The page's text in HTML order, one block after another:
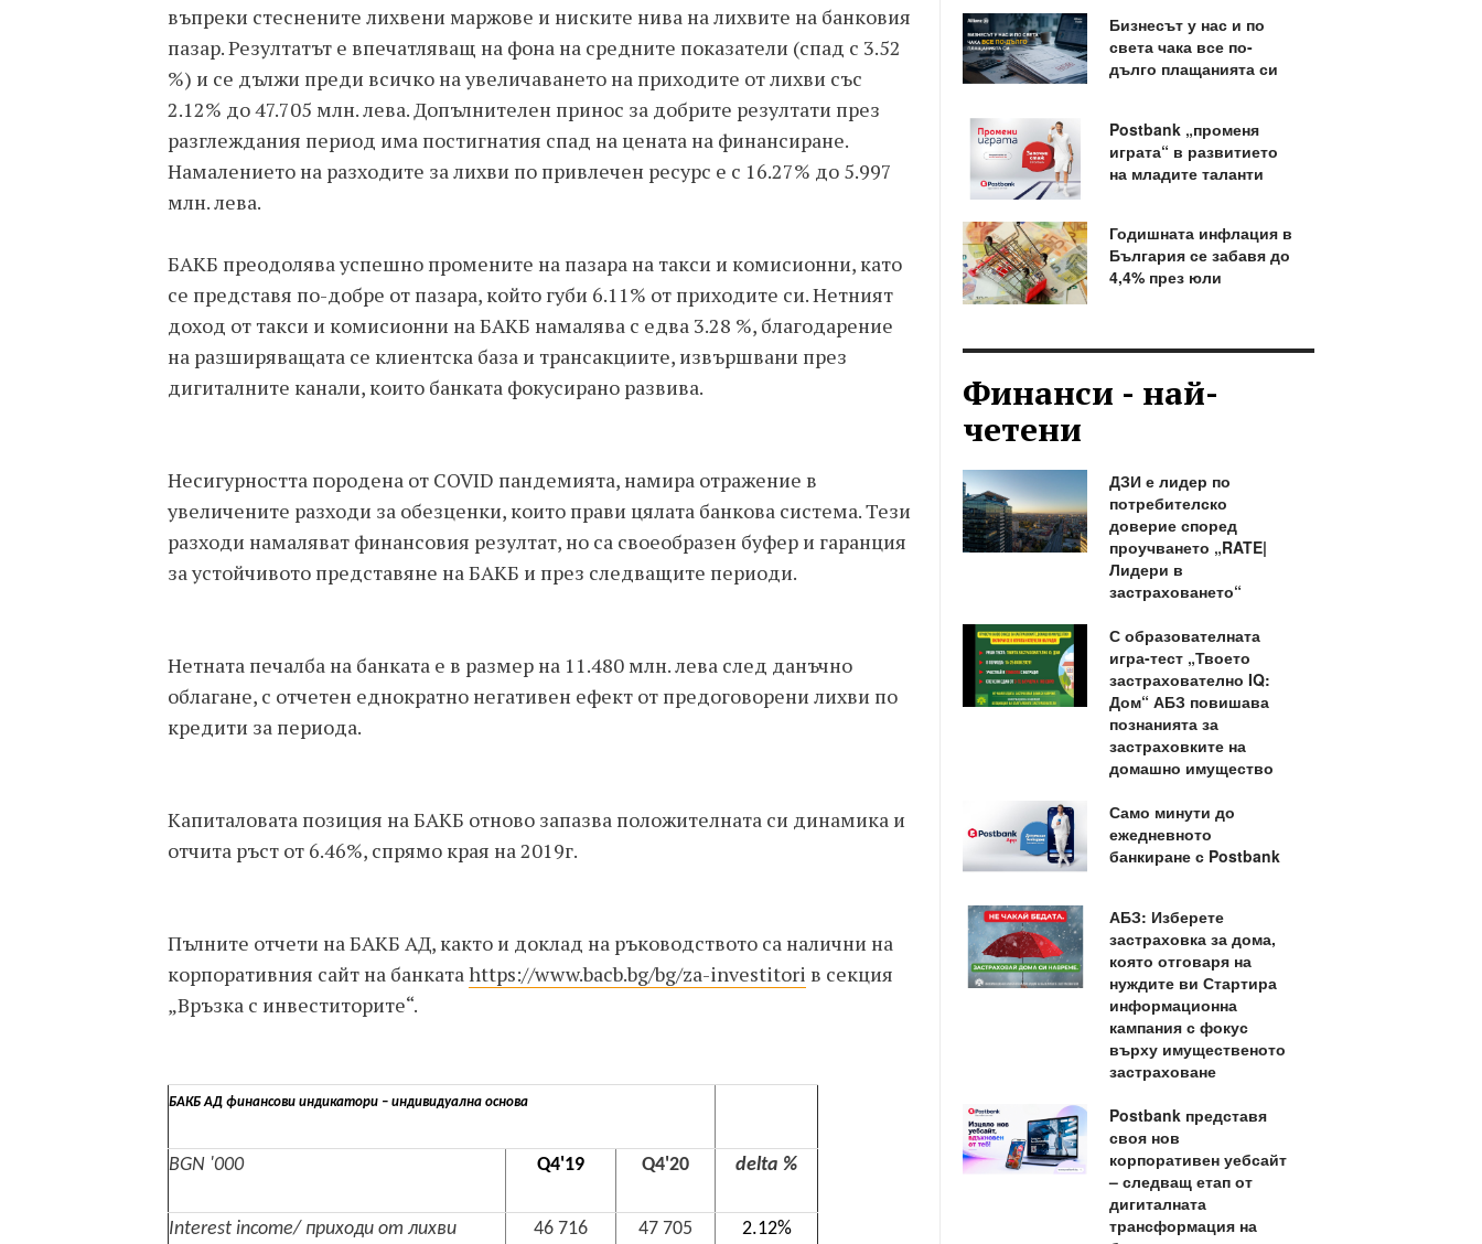
въпреки стеснените лихвени маржове и ниските нива на лихвите на банковия
пазар. Резултатът е впечатляващ на фона на средните показатели (спад с 3.52
%) и се дължи преди всичко на увеличаването на приходите от лихви със
2.12% до 47.705 млн. лева. Допълнителен принос за добрите резултати през
разглеждания период има постигнатия спад на цената на финансиране.
Намалението на разходите за лихви по привлечен ресурс е с 16.27% до 5.997
млн. лева.
БАКБ преодолява успешно промените на пазара на такси и комисионни, като
се представя по-добре от пазара, който губи 6.11% от приходите си. Нетният
доход от такси и комисионни на БАКБ намалява с едва 3.28 %, благодарение
на разширяващата се клиентска база и трансакциите, извършвани през
дигиталните канали, които банката фокусирано развива.
Несигурността породена от COVID пандемията, намира отражение в
увеличените разходи за обезценки, които прави цялата банкова система. Тези
разходи намаляват финансовия резултат, но са своеобразен буфер и гаранция
за устойчивото представяне на БАКБ и през следващите периоди.
Нетната печалба на банката е в размер на 11.480 млн. лева след данъчно
облагане, с отчетен еднократно негативен ефект от предоговорени лихви по
кредити за периода.
Капиталовата позиция на БАКБ отново запазва положителната си динамика и
отчита ръст от 6.46%, спрямо края на 2019г.
Пълните отчети на БАКБ АД, както и доклад на ръководството са налични на
корпоративния сайт на банкатаhttps://www.bacb.bg/bg/za-investitori в секция
„Връзка с инвеститорите“.
БАКБ АД финансови индикатори – индивидуална основа
BGN '000 Q4'19 Q4'20 delta %
Interest income/ приходи от лихви 46 716 47 705 2.12%
Бизнесът у нас и по
света чака все по-
дълго плащанията си
Postbank „променя
играта“ в развитието
на младите таланти
Годишната инфлация в
България се забавя до
4,4% през юли
Финанси - най-
четени
ДЗИ е лидер по
потребителско
доверие според
проучването „RATE|
Лидери в
застраховането“
С образователната
игра-тест „Твоето
застрахователно IQ:
Дом“ АБЗ повишава
познанията за
застраховките на
домашно имущество
Само минути до
ежедневното
банкиране с Postbank
АБЗ: Изберете
застраховка за дома,
която отговаря на
нуждите ви Стартира
информационна
кампания с фокус
върху имущественото
застраховане
Postbank представя
своя нов
корпоративен уебсайт
– следващ етап от
дигиталната
трансформация на